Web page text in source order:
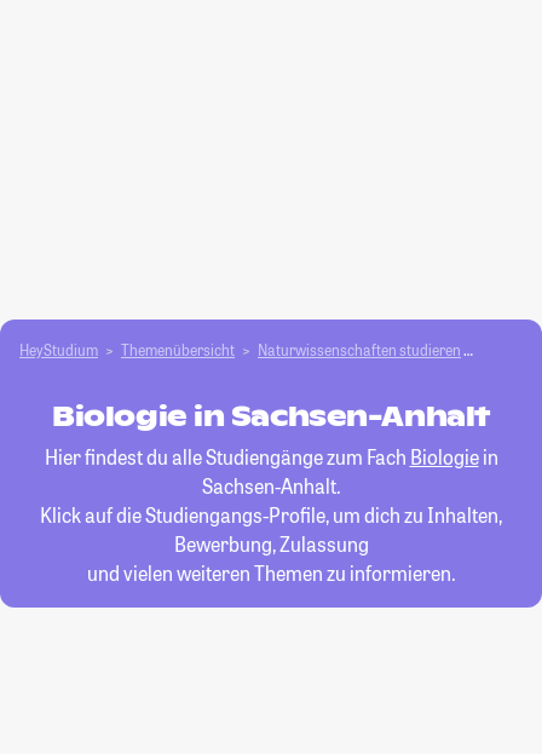
HeyStudium Themenübersicht Natur­wissenschaften studieren
Biologie in Sachsen-Anhalt
Hier findest du alle Studiengänge zum Fach Biologiein
Sachsen-Anhalt.
Klick auf die Studiengangs-Profile, um dich zu Inhalten,
Bewerbung, Zulassung
und vielen weiteren Themen zu informieren.